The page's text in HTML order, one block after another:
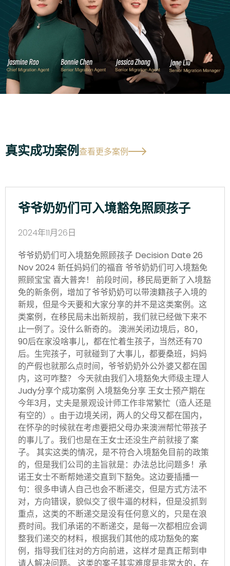
真实成功案例查看更多案例
爷爷奶奶们可入境豁免照顾孩子
2024年11月26日
爷爷奶奶们可入境豁免照顾孩子 Decision Date 26
Nov 2024 新任妈妈们的福音 爷爷奶奶们可入境豁免
照顾宝宝 喜大普奔！ 前段时间，移民局更新了入境豁
免的新条例，增加了爷爷奶奶可以带澳籍孩子入境的
新规，但是今天要和大家分享的并不是这类案例。这
类案例，在移民局未出新规前，我们就已经做下来不
止一例了。没什么新奇的。 澳洲关闭边境后，80，
90后在家没啥事儿，都在忙着生孩子，当然还有70
后。生完孩子，可就碰到了大事儿，都要桑班，妈妈
的产假也就那么点时间，爷爷奶奶外公外婆又都在国
内，这可咋整？ 今天就由我们入境豁免大师级主理人
Judy分享个成功案例 入境豁免分享 王女士预产期在
今年3月，丈夫是景观设计师工作非常繁忙（造人还是
有空的）。由于边境关闭，两人的父母又都在国内，
在怀孕的时候就在考虑要把父母办来澳洲帮忙带孩子
的事儿了。我们也是在王女士还没生产前就接了案
子。 其实这类的情况，是不符合入境豁免目前的政策
的，但是我们公司的主旨就是：办法总比问题多！承
诺王女士不断帮她递交直到下豁免。这边要插播一
句：很多申请人自己也会不断递交，但是方式方法不
对，方向错误，貌似交了很牛逼的材料，但是没抓到
重点，这类的不断递交是没有任何意义的，只是在浪
费时间。我们承诺的不断递交，是每一次都相应会调
整我们递交的材料，根据我们其他的成功豁免的案
例，指导我们往对的方向前进，这样才是真正帮到申
请人解决问题。 这类的案子其实难度是非常大的，在